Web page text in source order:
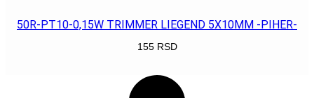
50R-PT10-0,15W TRIMMER LIEGEND 5X10MM -PIHER-
155 RSD